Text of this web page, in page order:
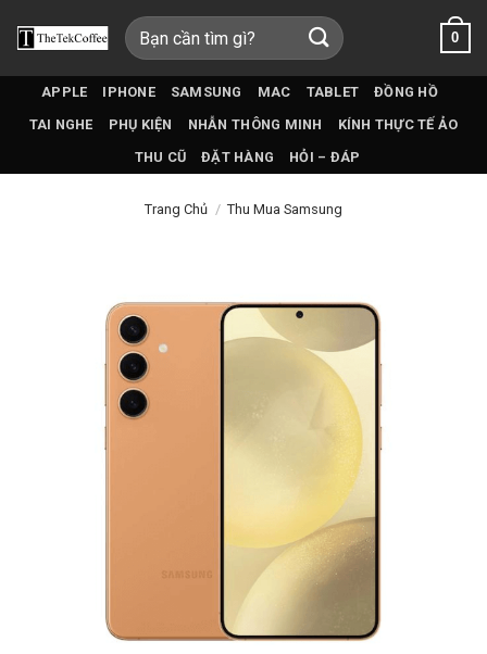
qua
Tìm
kiếm:
0
APPLE IPHONE SAMSUNG MAC TABLET
ĐỒNG HỒ
TAI NGHE
PHỤ KIỆN NHẪN THÔNG MINH
KÍNH THỰC TẾ ẢO
THU CŨ
ĐẶT HÀNG HỎI – ĐÁP
Trang Chủ / Thu Mua Samsung